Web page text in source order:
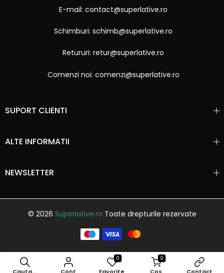
E-mail: contact@superlative.ro
Schimburi: schimb@superlative.ro
Retururi: retur@superlative.ro
Comenzi noi: comenzi@superlative.ro
SUPORT CLIENTI
ALTE INFORMATII
NEWSLETTER
© 2026 Superlative.ro Toate drepturile rezervate
0 0